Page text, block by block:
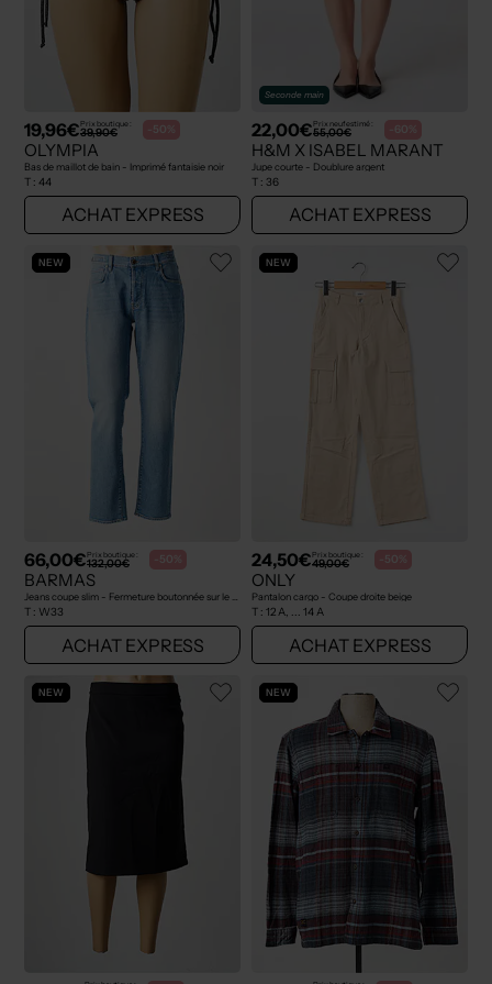
19,96€Prix boutique :
39,90€ -50%
OLYMPIA
Bas de maillot de bain - Imprimé fantaisie noir
T : 44
ACHAT EXPRESS
Seconde main
22,00€Prix neuf estimé :
55,00€ -60%
H&M X ISABEL MARANT
Jupe courte - Doublure argent
T : 36
ACHAT EXPRESS
NEW
66,00€Prix boutique :
132,00€ -50%
BARMAS
Jeans coupe slim - Fermeture boutonnée sur le devant bleu
T : W33
ACHAT EXPRESS
NEW
24,50€Prix boutique :
49,00€ -50%
ONLY
Pantalon cargo - Coupe droite beige
T : 12 A, ... 14 A
ACHAT EXPRESS
NEW NEW